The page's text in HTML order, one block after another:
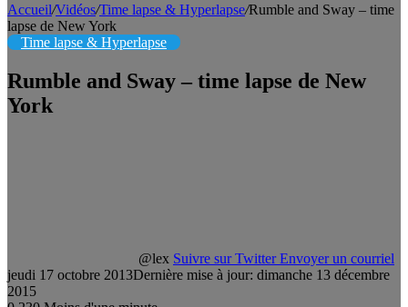
Accueil/Vidéos/Time lapse & Hyperlapse/Rumble and Sway – time
lapse de New York
Time lapse & Hyperlapse
Rumble and Sway – time lapse de New
York
@lex Suivre sur Twitter Envoyer un courriel
jeudi 17 octobre 2013Dernière mise à jour: dimanche 13 décembre
2015